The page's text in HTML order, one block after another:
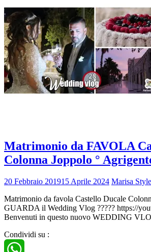
Matrimonio da FAVOLA
Colonna Joppolo °
20 Febbraio 201915 Aprile 2024 Marisa Style
Matrimonio da favola Castello Ducale
GUARDA il Wedding Vlog ????? https://
Benvenuti in questo nuovo WEDDING
Condividi su :